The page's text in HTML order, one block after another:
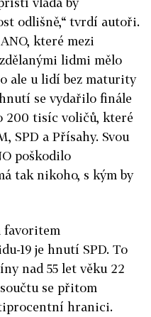
odlišně,“ tvrdí autoři.
které mezi
lidmi mělo
ale u lidí bez maturity
se vydařilo finále
200 tisíc voličů, které
SPD a Přísahy. Svou
poškodilo
tak nikoho, s kým by
favoritem
19 je hnutí SPD. To
nad 55 let věku 22
se přitom
hranici.